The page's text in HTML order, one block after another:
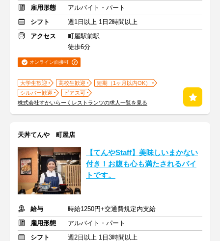
雇用形態
アルバイト・パート
シフト
週1日以上 1日2時間以上
アクセス
町屋駅前駅
徒歩6分
オンライン面接可
大学生歓迎 高校生歓迎
短期（1ヶ月以内OK）
シルバー歓迎
ピアス可
株式会社すかいらーくレストランツの求人一覧を見る
天丼てんや 町屋店
【てんやStaff】美味しいまかない
付き！お腹も心も満たされるバイ
トです。
給与
時給1250円+交通費規定内支給
雇用形態
アルバイト・パート
シフト
週2日以上 1日3時間以上